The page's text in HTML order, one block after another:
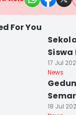
For You
17 Jul
News
18 Jul